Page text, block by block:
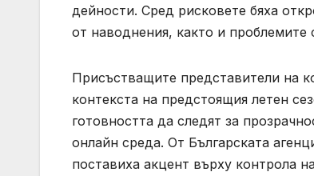
дейности. Сред рисковете бяха
от наводнения, както и
Присъстващите представители на
контекста на предстоящия летен
готовността да следят за
онлайн среда. От Българската
поставиха акцент върху контрола